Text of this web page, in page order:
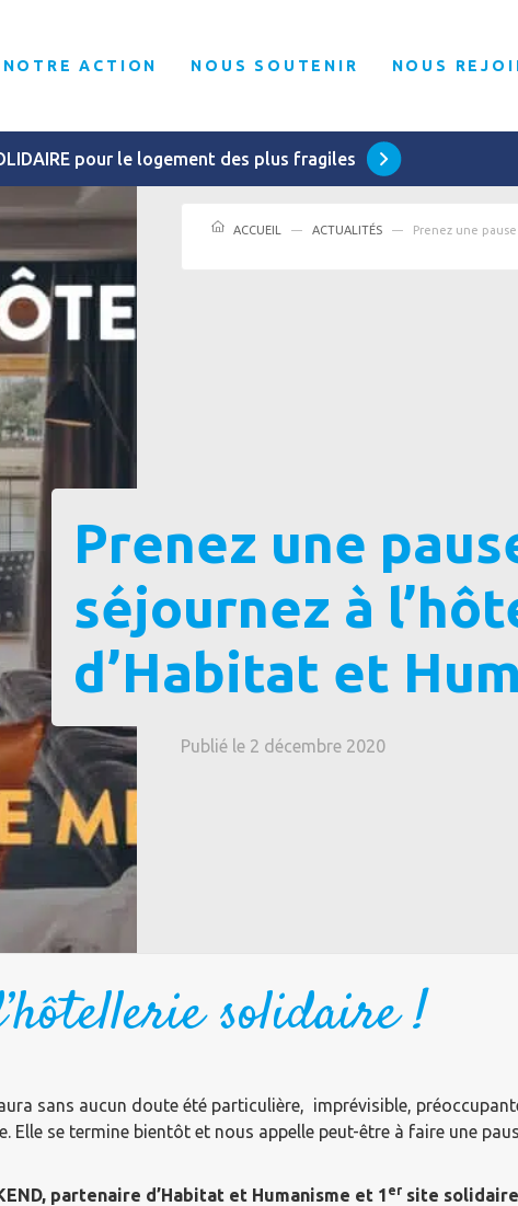
NOTRE ACTION NOUS SOUTENIR NOUS
pour le logement des plus fragiles
ACCUEIL ACTUALITÉS
Prenez une
Prenez une
séjournez à
d’Habitat et
Publié le 2 décembre 2020
solidaire !
sans aucun doute été particulière, imprévisible,
Elle se termine bientôt et nous appelle peut-être à faire une
partenaire d’Habitat et Humanisme et 1 er site